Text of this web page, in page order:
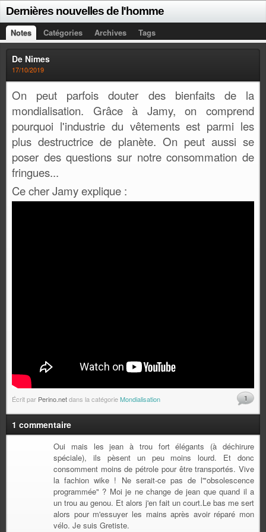
Dernières nouvelles de l'homme
Notes Catégories Archives Tags
De Nimes
17/10/2019
On peut parfois douter des bienfaits de la
mondialisation. Grâce à Jamy, on comprend
pourquoi l'industrie du vêtements est parmi les
plus destructrice de planète. On peut aussi se
poser des questions sur notre consommation de
fringues...
Ce cher Jamy explique :
Écrit par Perino.netdans la catégorieMondialisation 1
1 commentaire
Oui mais les jean à trou fort élégants (à déchirure
spéciale), ils pèsent un peu moins lourd. Et donc
consomment moins de pétrole pour être transportés. Vive
la fachion wike ! Ne serait-ce pas de l'"obsolescence
programmée" ? Moi je ne change de jean que quand il a
un trou au genou. Et alors j'en fait un court.Le bas me sert
alors pour m'essuyer les mains après avoir réparé mon
vélo. Je suis Gretiste.